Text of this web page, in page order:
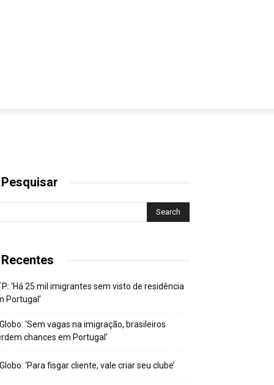
‘Há 25 mil imigrantes sem visto de residência
Portugal’
‘Sem vagas na imigração, brasileiros
chances em Portugal’
‘Para fisgar cliente, vale criar seu clube’